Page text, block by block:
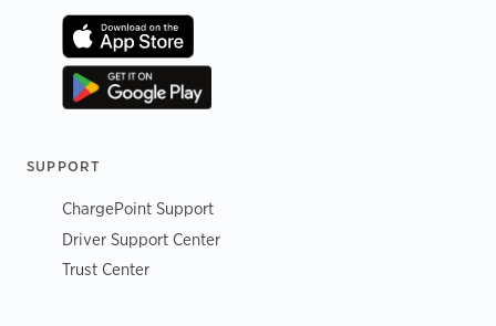
SUPPORT
ChargePoint Support
Driver Support Center
Trust Center